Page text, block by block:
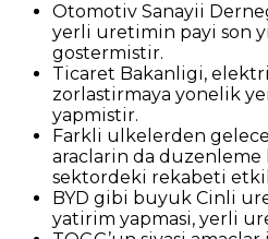
Otomotiv Sanayii
yerli uretimin payi son
gostermistir.
Ticaret Bakanligi,
zorlastirmaya yonelik
yapmistir.
Farkli ulkelerden
araclarin da duzenleme
sektordeki rekabeti
BYD gibi buyuk Cinli
yatirim yapmasi, yerli